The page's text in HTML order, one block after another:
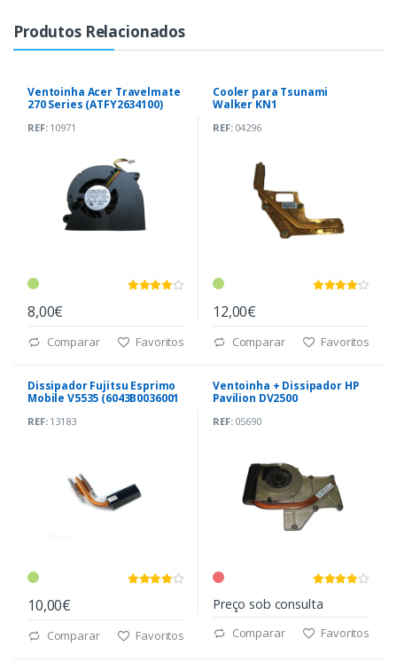
Produtos Relacionados
Ventoinha Acer Travelmate
270 Series (ATFY2634100)
REF:10971
8,00€
Comparar Favoritos
Cooler para Tsunami
Walker KN1
REF:04296
12,00€
Comparar Favoritos
Dissipador Fujitsu Esprimo
Mobile V5535 (6043B0036001
REF:13183
10,00€
Comparar Favoritos
Ventoinha + Dissipador HP
Pavilion DV2500
REF:05690
Preço sob consulta
Comparar Favoritos